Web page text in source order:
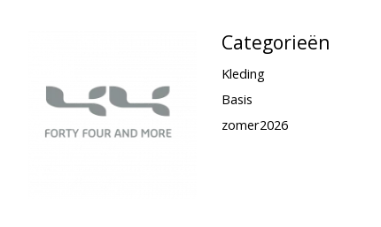
Categorieën
Kleding
Basis
zomer2026